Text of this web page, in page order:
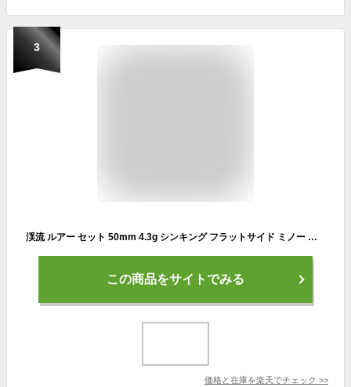
3
渓流 ルアー セット 50mm 4.3g シンキング フラットサイド ミノー トラウト ヤマメ イワナ ニジマス 5個入り バス釣り
この商品をサイトでみる
価格と在庫を楽天でチェック >>